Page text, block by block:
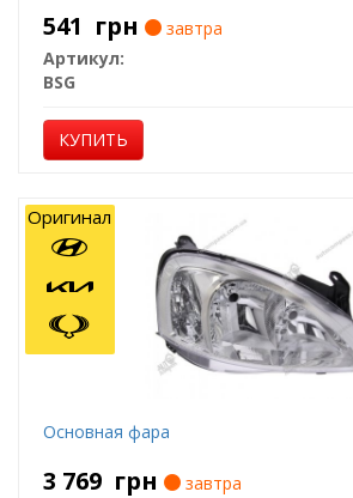
541 грн
завтра
Артикул:
BSG
КУПИТЬ
Основная фара
3 769 грн
завтра
Оригинал